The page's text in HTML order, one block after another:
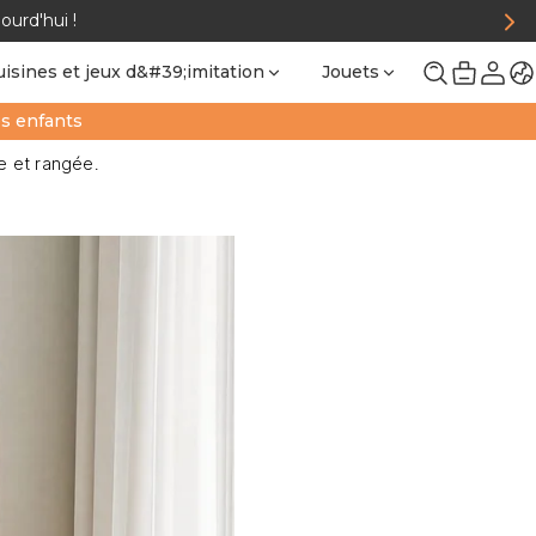
!
et jeux d&#39;imitation Jouets Soutien
enfants
et rangée.